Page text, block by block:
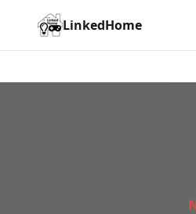
LinkedHome